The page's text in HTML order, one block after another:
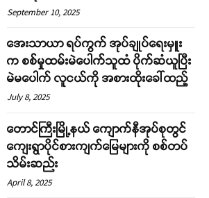
September 10, 2025
အေးသာယာ ရပ်ကွက် အုပ်ချုပ်ရေးမှူး
က စစ်မှုထမ်းမဲပေါက်သူထံ ပိုက်ဆံယူပြီး
မဲမပေါက် လူငယ်ကို အစားထိုးခေါ်ထည့်
July 8, 2025
တောင်ကြီးမြို့နယ် ကျောက်နီအုပ်စုတွင်
ကျေးရွာပိုင်စားကျက်မြေများကို စစ်တပ်
သိမ်းဆည်း
April 8, 2025